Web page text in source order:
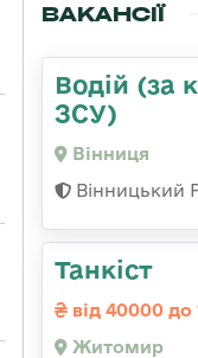
ВАКАНСІЇ
Водій (за
ЗСУ)
Вінниця
Вінницький
Танкіст
від 40000 до
Житомир